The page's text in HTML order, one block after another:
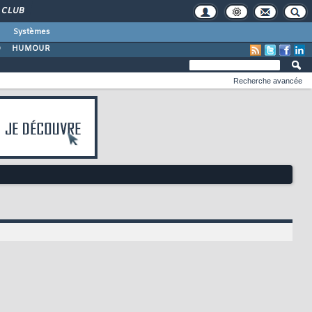
CLUB
Systèmes
HUMOUR
Recherche avancée